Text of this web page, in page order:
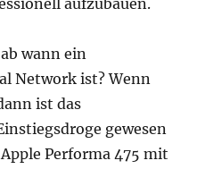
aufzubauen.
wann ein
Network ist? Wenn
ist das
gewesen
Performa 475 mit